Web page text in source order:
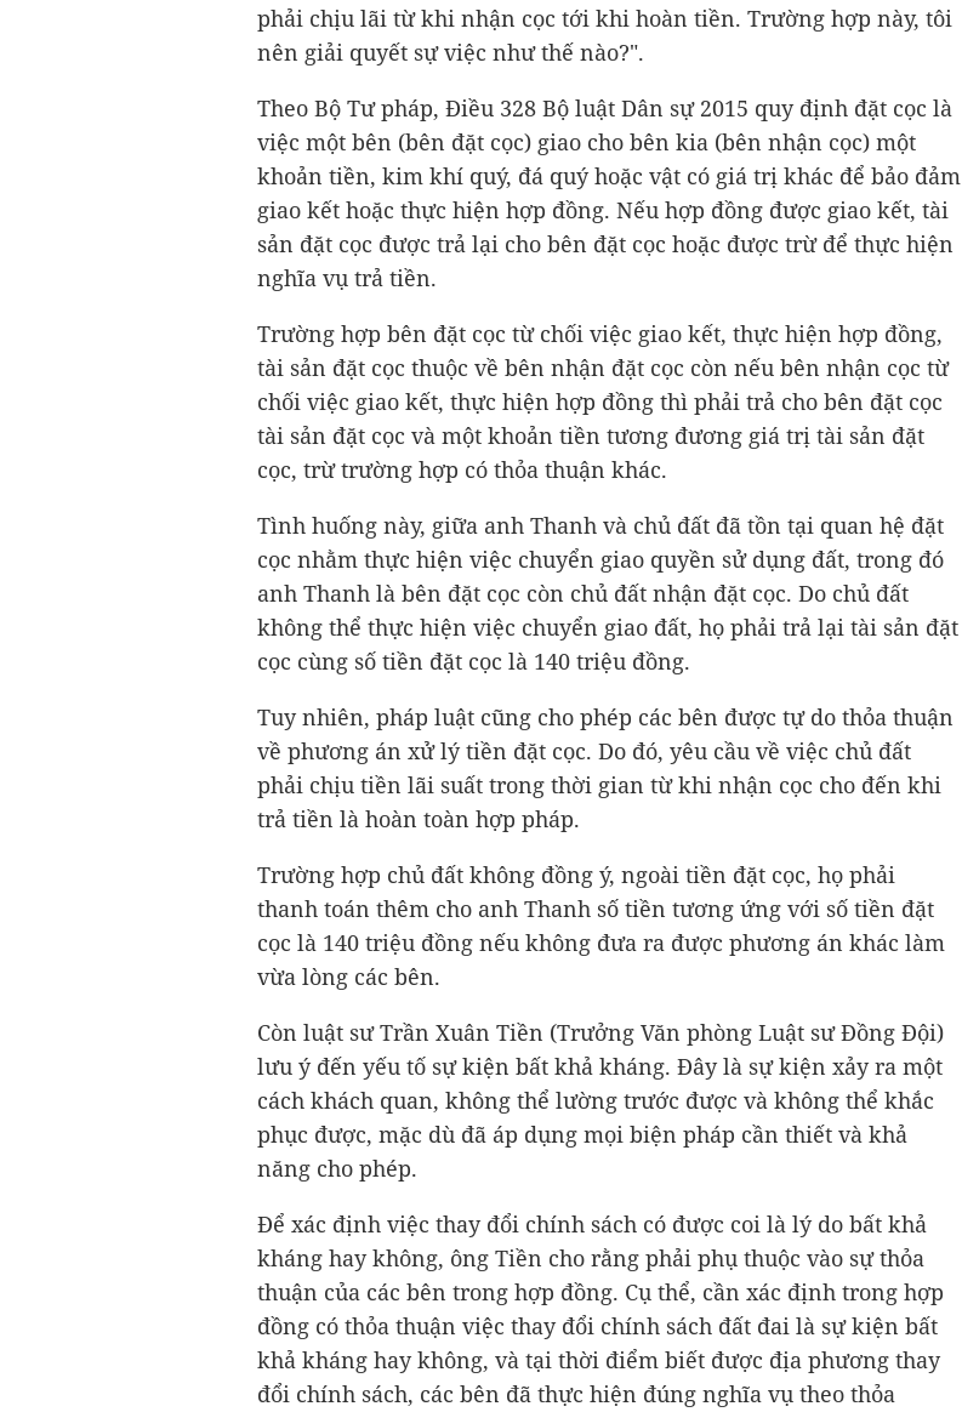
phải chịu lãi từ khi nhận cọc tới khi hoàn tiền. Trường hợp này, tôi
nên giải quyết sự việc như thế nào?".
Theo Bộ Tư pháp, Điều 328 Bộ luật Dân sự 2015 quy định đặt cọc là
việc một bên (bên đặt cọc) giao cho bên kia (bên nhận cọc) một
khoản tiền, kim khí quý, đá quý hoặc vật có giá trị khác để bảo đảm
giao kết hoặc thực hiện hợp đồng. Nếu hợp đồng được giao kết, tài
sản đặt cọc được trả lại cho bên đặt cọc hoặc được trừ để thực hiện
nghĩa vụ trả tiền.
Trường hợp bên đặt cọc từ chối việc giao kết, thực hiện hợp đồng,
tài sản đặt cọc thuộc về bên nhận đặt cọc còn nếu bên nhận cọc từ
chối việc giao kết, thực hiện hợp đồng thì phải trả cho bên đặt cọc
tài sản đặt cọc và một khoản tiền tương đương giá trị tài sản đặt
cọc, trừ trường hợp có thỏa thuận khác.
Tình huống này, giữa anh Thanh và chủ đất đã tồn tại quan hệ đặt
cọc nhằm thực hiện việc chuyển giao quyền sử dụng đất, trong đó
anh Thanh là bên đặt cọc còn chủ đất nhận đặt cọc. Do chủ đất
không thể thực hiện việc chuyển giao đất, họ phải trả lại tài sản đặt
cọc cùng số tiền đặt cọc là 140 triệu đồng.
Tuy nhiên, pháp luật cũng cho phép các bên được tự do thỏa thuận
về phương án xử lý tiền đặt cọc. Do đó, yêu cầu về việc chủ đất
phải chịu tiền lãi suất trong thời gian từ khi nhận cọc cho đến khi
trả tiền là hoàn toàn hợp pháp.
Trường hợp chủ đất không đồng ý, ngoài tiền đặt cọc, họ phải
thanh toán thêm cho anh Thanh số tiền tương ứng với số tiền đặt
cọc là 140 triệu đồng nếu không đưa ra được phương án khác làm
vừa lòng các bên.
Còn luật sư Trần Xuân Tiền (Trưởng Văn phòng Luật sư Đồng Đội)
lưu ý đến yếu tố sự kiện bất khả kháng. Đây là sự kiện xảy ra một
cách khách quan, không thể lường trước được và không thể khắc
phục được, mặc dù đã áp dụng mọi biện pháp cần thiết và khả
năng cho phép.
Để xác định việc thay đổi chính sách có được coi là lý do bất khả
kháng hay không, ông Tiền cho rằng phải phụ thuộc vào sự thỏa
thuận của các bên trong hợp đồng. Cụ thể, cần xác định trong hợp
đồng có thỏa thuận việc thay đổi chính sách đất đai là sự kiện bất
khả kháng hay không, và tại thời điểm biết được địa phương thay
đổi chính sách, các bên đã thực hiện đúng nghĩa vụ theo thỏa